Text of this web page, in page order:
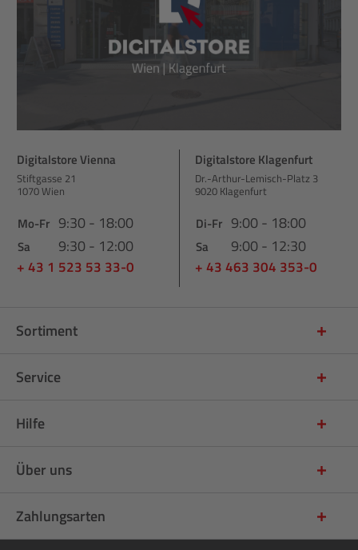
Digitalstore Vienna
Stiftgasse 21
1070 Wien
Mo-Fr 9:30 - 18:00
Sa 9:30 - 12:00
+ 43 1 523 53 33-0
Digitalstore Klagenfurt
Dr.-Arthur-Lemisch-Platz 3
9020 Klagenfurt
Di-Fr 9:00 - 18:00
Sa 9:00 - 12:30
+ 43 463 304 353-0
Sortiment
Service
Hilfe
Über uns
Zahlungsarten